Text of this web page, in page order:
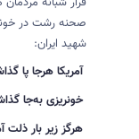
صحنه رشت در
شهید ایران:
آمریکا هرجا پا
خونریزی به‌جا
هرگز زیر بار ذلت